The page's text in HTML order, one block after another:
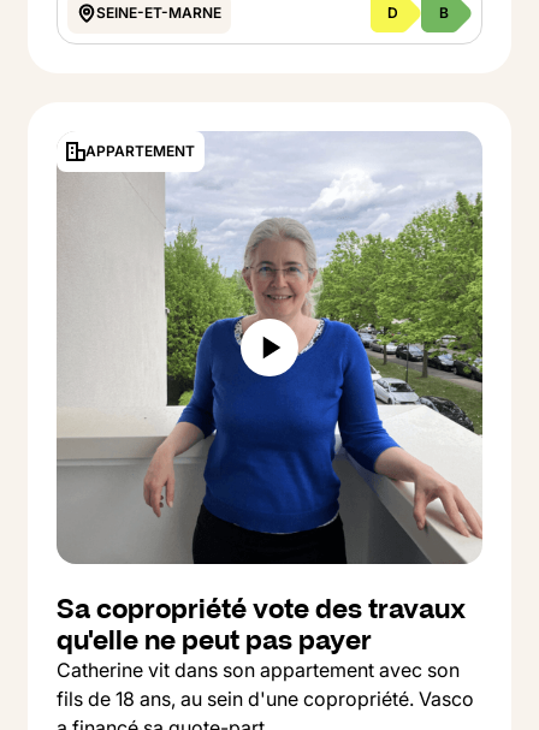
SEINE-ET-MARNE D B
APPARTEMENT
Sa copropriété vote des travaux
qu'elle ne peut pas payer
Catherine vit dans son appartement avec son
fils de 18 ans, au sein d'une copropriété. Vasco